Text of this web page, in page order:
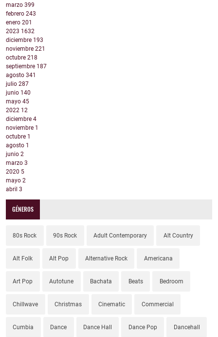
marzo 399
febrero 243
enero 201
2023 1632
diciembre 193
noviembre 221
octubre 218
septiembre 187
agosto 341
julio 287
junio 140
mayo 45
2022 12
diciembre 4
noviembre 1
octubre 1
agosto 1
junio 2
marzo 3
2020 5
mayo 2
abril 3
GÉNEROS
80s Rock 90s Rock Adult Contemporary Alt Country
Alt Folk Alt Pop Alternative Rock Americana
Art Pop Autotune Bachata Beats Bedroom
Chillwave Christmas Cinematic Commercial
Cumbia Dance Dance Hall Dance Pop Dancehall